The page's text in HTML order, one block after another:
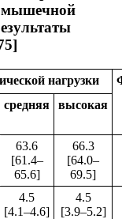
мышечной
нагрузки
средняя высокая
63.6
[61.4–
65.6]
66.3
[64.0–
69.5]
4.5
[4.1–4.6]
4.5
[3.9–5.2]